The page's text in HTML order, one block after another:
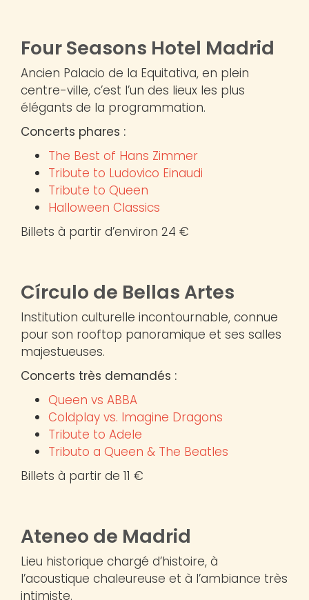
Four Seasons Hotel Madrid
Ancien Palacio de la Equitativa, en plein
centre-ville, c’est l’un des lieux les plus
élégants de la programmation.
Concerts phares :
The Best of Hans Zimmer
Tribute to Ludovico Einaudi
Tribute to Queen
Halloween Classics
Billets à partir d’environ 24 €
Círculo de Bellas Artes
Institution culturelle incontournable, connue
pour son rooftop panoramique et ses salles
majestueuses.
Concerts très demandés :
Queen vs ABBA
Coldplay vs. Imagine Dragons
Tribute to Adele
Tributo a Queen & The Beatles
Billets à partir de 11 €
Ateneo de Madrid
Lieu historique chargé d’histoire, à
l’acoustique chaleureuse et à l’ambiance très
intimiste.